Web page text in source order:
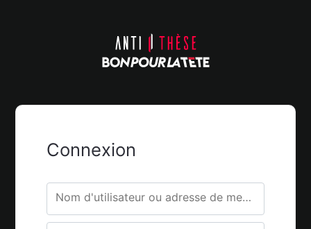
Connexion
Nom d'utilisateur ou adresse de messagerie.